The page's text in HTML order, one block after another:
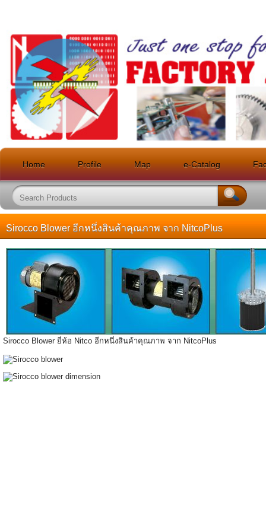
Home Profile Map e-Catalog
Sirocco Blower อีกหนึ่งสินค้าคุณภาพ จาก NitcoPlus
Sirocco Blower ยี่ห้อ Nitco อีกหนึ่งสินค้าคุณภาพ จาก NitcoPlus